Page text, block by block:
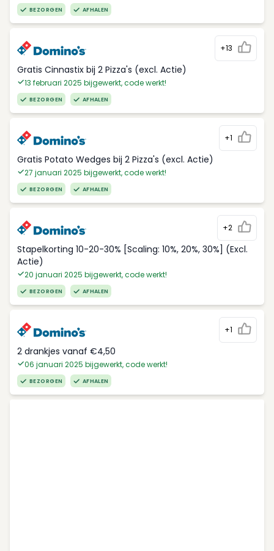
BEZORGEN AFHALEN
+13
Gratis Cinnastix bij 2 Pizza's (excl. Actie)
13 februari 2025 bijgewerkt, code werkt!
BEZORGEN AFHALEN
+1
Gratis Potato Wedges bij 2 Pizza's (excl. Actie)
27 januari 2025 bijgewerkt, code werkt!
BEZORGEN AFHALEN
+2
Stapelkorting 10-20-30% [Scaling: 10%, 20%, 30%] (Excl.
Actie)
20 januari 2025 bijgewerkt, code werkt!
BEZORGEN AFHALEN
+1
2 drankjes vanaf €4,50
06 januari 2025 bijgewerkt, code werkt!
BEZORGEN AFHALEN